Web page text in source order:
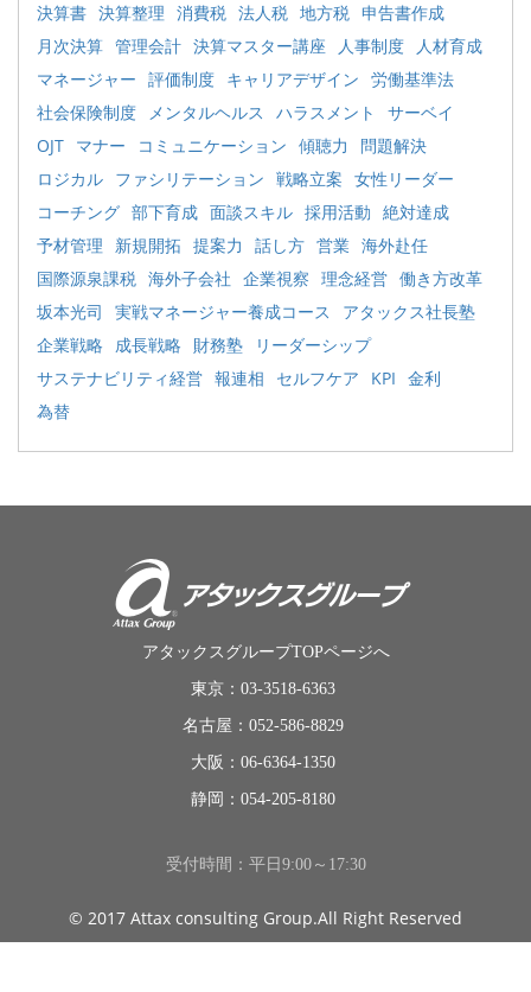
決算書 決算整理 消費税 法人税 地方税 申告書作成
月次決算 管理会計 決算マスター講座 人事制度
人材育成
マネージャー 評価制度 キャリアデザイン 労働基準法
社会保険制度
メンタルヘルス ハラスメント
サーベイ
OJT マナー コミュニケーション 傾聴力
問題解決
ロジカル ファシリテーション 戦略立案 女性リーダー
コーチング 部下育成 面談スキル 採用活動 絶対達成
予材管理
新規開拓 提案力 話し方 営業 海外赴任
国際源泉課税 海外子会社 企業視察 理念経営 働き方改革
坂本光司
実戦マネージャー養成コース
アタックス社長塾
企業戦略 成長戦略 財務塾
リーダーシップ
サステナビリティ経営 報連相 セルフケア KPI 金利
為替
アタックスグループTOPページへ
東京：03-3518-6363
名古屋：052-586-8829
大阪：06-6364-1350
静岡：054-205-8180
受付時間：平日9:00～17:30
© 2017 Attax consulting Group.All Right Reserved